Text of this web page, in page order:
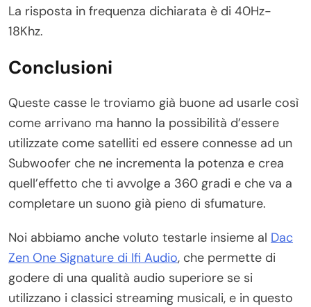
La risposta in frequenza dichiarata è di 40Hz-
18Khz.
Conclusioni
Queste casse le troviamo già buone ad usarle così
come arrivano ma hanno la possibilità d’essere
utilizzate come satelliti ed essere connesse ad un
Subwoofer che ne incrementa la potenza e crea
quell’effetto che ti avvolge a 360 gradi e che va a
completare un suono già pieno di sfumature.
Noi abbiamo anche voluto testarle insieme al Dac
Zen One Signature di Ifi Audio, che permette di
godere di una qualità audio superiore se si
utilizzano i classici streaming musicali, e in questo